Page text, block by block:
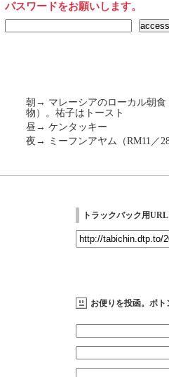
パスワードをお願いします。
朝→ マレーシアのローカル朝食
物）。祐子はトースト
昼→ ケンタッキー
夜→ ミーフンアヤム（RM11／
トラックバック用URL
お便りを投函。ポト